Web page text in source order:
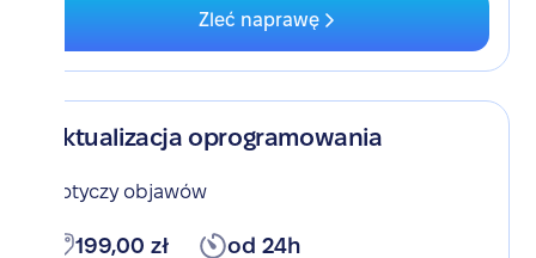
Zleć naprawę
Aktualizacja oprogramowania
Dotyczy objawów
199,00 zł od 24h